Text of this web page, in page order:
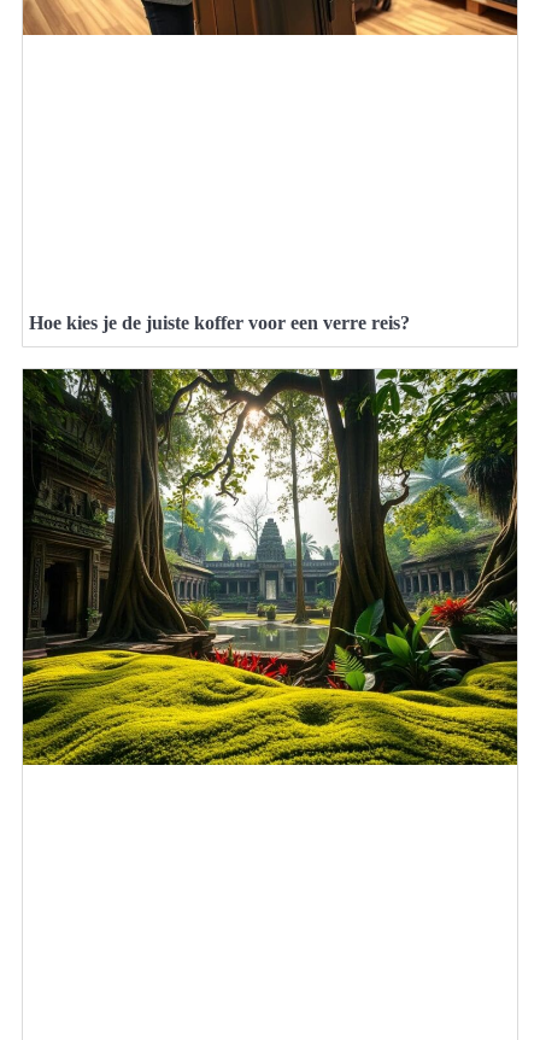
Hoe kies je de juiste koffer voor een verre reis?